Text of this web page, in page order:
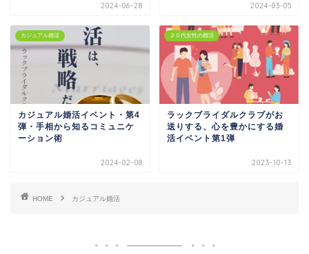
2024-06-28 2024-03-05
カジュアル婚活
カジュアル婚活イベント・第4
弾・手相から知るコミュニケ
ーション術
2024-02-08
２０代女性の婚活
ラックブライダルクラブがお
送りする、心を豊かにする婚
活イベント第1弾
2023-10-13
HOME カジュアル婚活